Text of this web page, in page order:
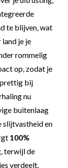
te blijven, wat
je je
rommelig
op, zodat je
prettig bij
nu
buitenlaag
slijtvastheid en
100%
terwijl de
verdeelt.